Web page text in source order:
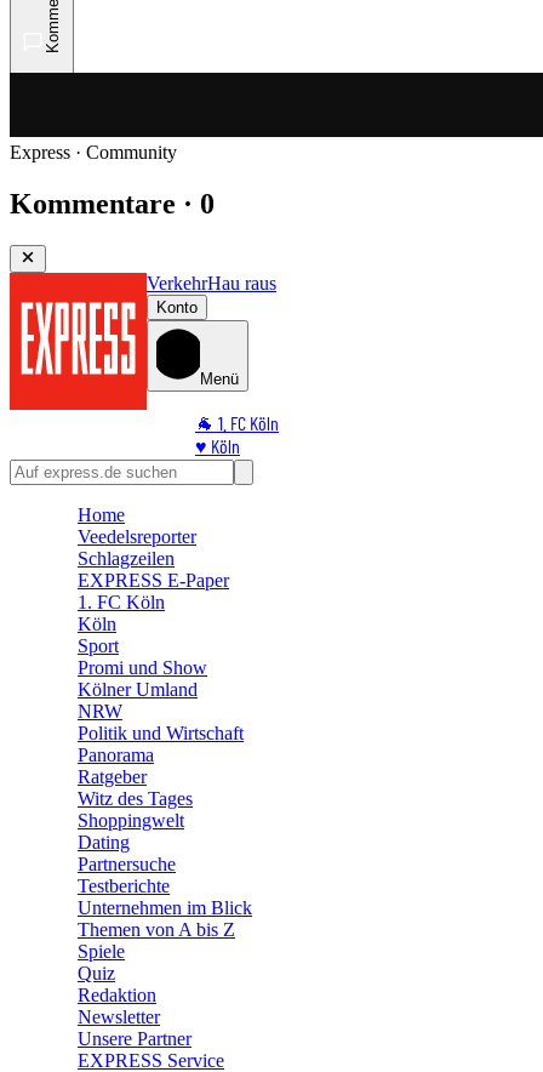
Express · Community
Kommentare · 0
VerkehrHau raus
Konto
Menü
🐐 1. FC Köln
♥️ Köln
⭐ Promi
🛒 Shoppingwelt
Home
Veedelsreporter
Schlagzeilen
EXPRESS E-Paper
1. FC Köln
Köln
Sport
Promi und Show
Kölner Umland
NRW
Politik und Wirtschaft
Panorama
Ratgeber
Witz des Tages
Shoppingwelt
Dating
Partnersuche
Testberichte
Unternehmen im Blick
Themen von A bis Z
Spiele
Quiz
Redaktion
Newsletter
Unsere Partner
EXPRESS Service